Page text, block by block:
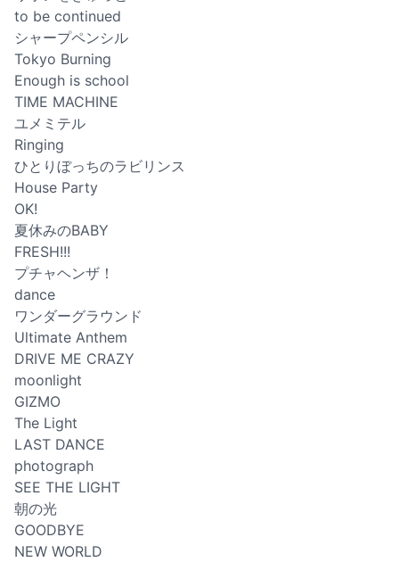
to be continued
シャープペンシル
Tokyo Burning
Enough is school
TIME MACHINE
ユメミテル
Ringing
ひとりぼっちのラビリンス
House Party
OK!
夏休みのBABY
FRESH!!!
プチャヘンザ！
dance
ワンダーグラウンド
Ultimate Anthem
DRIVE ME CRAZY
moonlight
GIZMO
The Light
LAST DANCE
photograph
SEE THE LIGHT
朝の光
GOODBYE
NEW WORLD